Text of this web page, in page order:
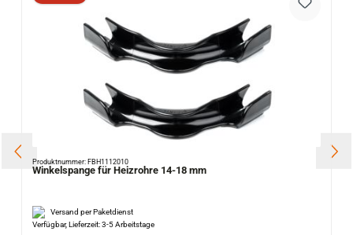
Produktnummer: FBH1112010
Winkelspange für Heizrohre 14-18 mm
Versand per Paketdienst
Verfügbar, Lieferzeit: 3-5 Arbeitstage